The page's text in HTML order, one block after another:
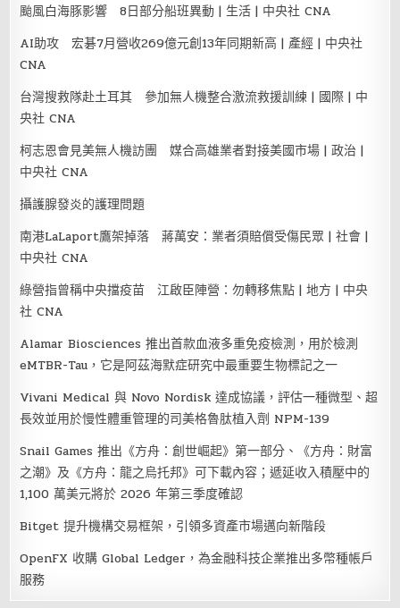
颱風白海豚影響 8日部分船班異動 | 生活 | 中央社 CNA
AI助攻 宏碁7月營收269億元創13年同期新高 | 產經 | 中央社
CNA
台灣搜救隊赴土耳其 參加無人機整合激流救援訓練 | 國際 | 中
央社 CNA
柯志恩會見美無人機訪團 媒合高雄業者對接美國市場 | 政治 |
中央社 CNA
攝護腺發炎的護理問題
南港LaLaport鷹架掉落 蔣萬安：業者須賠償受傷民眾 | 社會 |
中央社 CNA
綠營指曾稱中央擋疫苗 江啟臣陣營：勿轉移焦點 | 地方 | 中央
社 CNA
Alamar Biosciences 推出首款血液多重免疫檢測，用於檢測
eMTBR-Tau，它是阿茲海默症研究中最重要生物標記之一
Vivani Medical 與 Novo Nordisk 達成協議，評估一種微型、超
長效並用於慢性體重管理的司美格魯肽植入劑 NPM-139
Snail Games 推出《方舟：創世崛起》第一部分、《方舟：財富
之潮》及《方舟：龍之烏托邦》可下載內容；遞延收入積壓中的
1,100 萬美元將於 2026 年第三季度確認
Bitget 提升機構交易框架，引領多資產市場邁向新階段
OpenFX 收購 Global Ledger，為金融科技企業推出多幣種帳戶
服務